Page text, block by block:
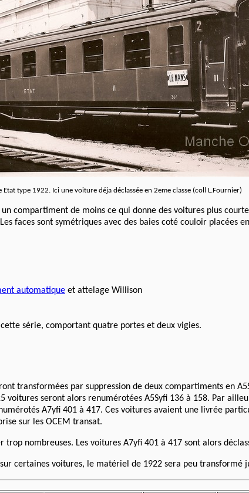
Etat type 1922. Ici une voiture déja déclassée en 2eme classe (coll L.Fournier)
compartiment de moins ce qui donne des voitures plus
faces sont symétriques avec des baies coté couloir placées
automatique et attelage Willison
série, comportant quatre portes et deux vigies.
transformées par suppression de deux compartiments en
voitures seront alors renumérotées A5Syfi 136 à 158. Par
A7yfi 401 à 417. Ces voitures avaient une livrée
sur les OCEM transat.
nombreuses. Les voitures A7yfi 401 à 417 sont alors
certaines voitures, le matériel de 1922 sera peu transformé